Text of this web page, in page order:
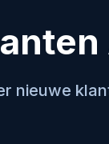
nieuwe